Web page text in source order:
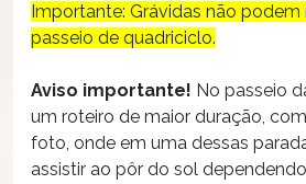
Importante: Grávidas não podem
passeio de quadriciclo.
Aviso importante! No passeio
um roteiro de maior duração,
foto, onde em uma dessas
assistir ao pôr do sol